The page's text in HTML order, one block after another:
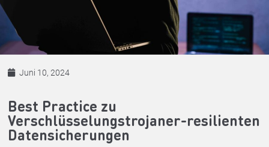
Juni 10, 2024
Best Practice zu
Verschlüsselungstrojaner-resilienten
Datensicherungen